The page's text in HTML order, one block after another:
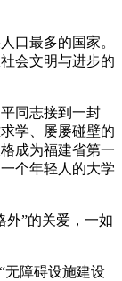
口最多的国家。
会文明与进步的
同志接到一封
学、屡屡碰壁的
成为福建省第一
个年轻人的大学
外”的关爱，一如
无障碍设施建设